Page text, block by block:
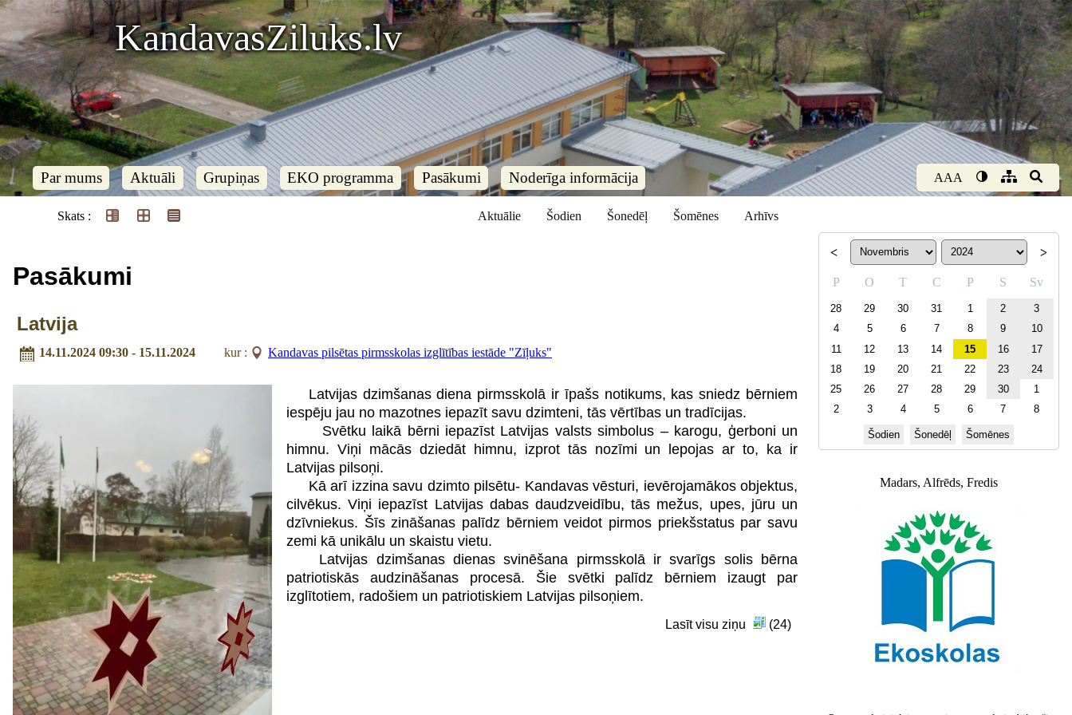
KandavasZiluks.lv
Par mums Aktuāli Grupiņas EKO programma Pasākumi Noderīga informācija AAA
Skats : Aktuālie Šodien Šonedēļ Šomēnes Arhīvs
Pasākumi
Latvija
14.11.2024 09:30 - 15.11.2024 kur : Kandavas pilsētas pirmsskolas izglītības iestāde "Zīļuks"
Latvijas dzimšanas diena pirmsskolā ir īpašs notikums, kas sniedz bērniem
iespēju jau no mazotnes iepazīt savu dzimteni, tās vērtības un tradīcijas.
Svētku laikā bērni iepazīst Latvijas valsts simbolus – karogu, ģerboni un
himnu. Viņi mācās dziedāt himnu, izprot tās nozīmi un lepojas ar to, ka ir
Latvijas pilsoņi.
Kā arī izzina savu dzimto pilsētu- Kandavas vēsturi, ievērojamākos objektus,
cilvēkus. Viņi iepazīst Latvijas dabas daudzveidību, tās mežus, upes, jūru un
dzīvniekus. Šīs zināšanas palīdz bērniem veidot pirmos priekšstatus par savu
zemi kā unikālu un skaistu vietu.
Latvijas dzimšanas dienas svinēšana pirmsskolā ir svarīgs solis bērna
patriotiskās audzināšanas procesā. Šie svētki palīdz bērniem izaugt par
izglītotiem, radošiem un patriotiskiem Latvijas pilsoņiem.
Lasīt visu ziņu (24)
< >
P O T C P S Sv
28 29 30 31 1 2
3
4
5 6 7 8 9
10
11
12 13 14 15 16
17
18
19 20 21 22 23
24
25
26 27 28 29 30
1
2
3 4 5 6 7 8
Šodien Šonedēļ Šomēnes
Madars, Alfrēds, Fredis